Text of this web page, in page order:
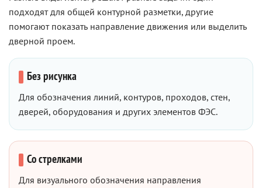
подходят для общей контурной разметки, другие
помогают показать направление движения или выделить
дверной проем.
Без рисунка
Для обозначения линий, контуров, проходов, стен,
дверей, оборудования и других элементов ФЭС.
Со стрелками
Для визуального обозначения направления